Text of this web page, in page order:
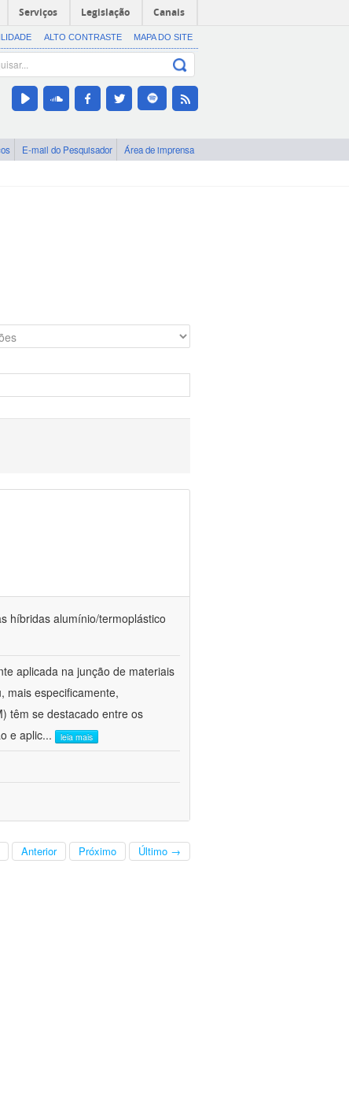
Serviços Legislação Canais
ALTO CONTRASTE MAPA DO SITE
E-mail do Pesquisador Área de imprensa
híbridas alumínio/termoplástico
aplicada na junção de materiais
mais especificamente,
têm se destacado entre os
e aplic... leia mais
Anterior Próximo Último →